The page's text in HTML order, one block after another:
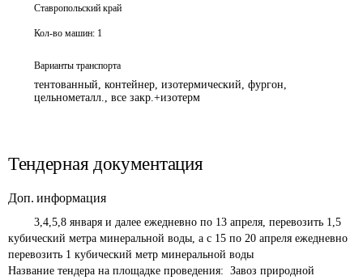
Ставропольский край
Кол-во машин: 1
Варианты транспорта
тентованный, контейнер, изотермический, фургон,
цельнометалл., все закр.+изотерм
Тендерная документация
Доп. информация
кубический метра минеральной воды, а с 15 по 20 апреля ежедневно
перевозить 1 кубический метр минеральной воды
Название тендера на площадке проведения: Завоз природной